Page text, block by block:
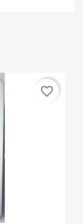
favorite_border